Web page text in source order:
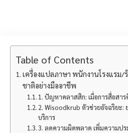
Table of Contents
เครื่องแปลภาษา พนักงานโรงแรม/
ชาติอย่างมืออาชีพ
1. ปัญหาคลาสสิก: เมื่อการสื่อสา
2. Wisoodkrub ตัวช่วยอัจฉริยะ:
บริการ
3. ลดความผิดพลาด เพิ่มความปร